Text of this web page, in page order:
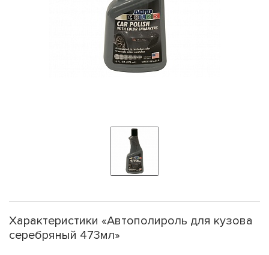
Характеристики «Автополироль для кузова
серебряный 473мл»